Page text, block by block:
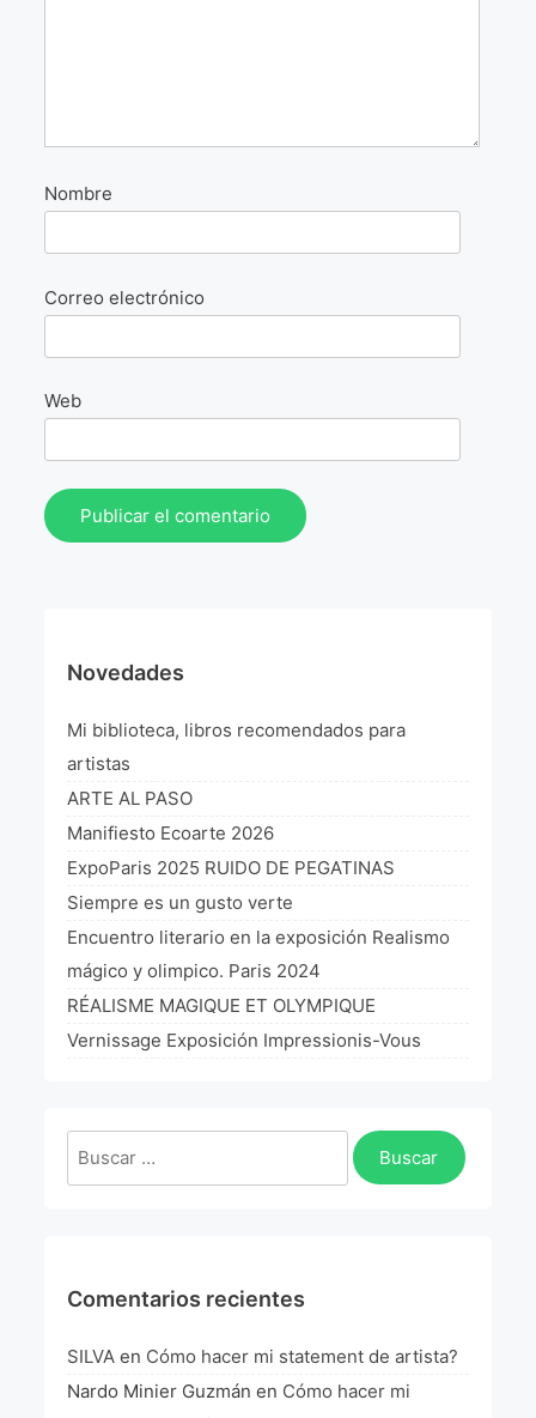
Blog
Nombre
Correo electrónico
Web
Novedades
Mi biblioteca, libros recomendados para
artistas
ARTE AL PASO
Manifiesto Ecoarte 2026
ExpoParis 2025 RUIDO DE PEGATINAS
Siempre es un gusto verte
Encuentro literario en la exposición Realismo
mágico y olimpico. Paris 2024
RÉALISME MAGIQUE ET OLYMPIQUE
Vernissage Exposición Impressionis-Vous
Buscar:
Comentarios recientes
SILVA en Cómo hacer mi statement de artista?
Nardo Minier Guzmán en Cómo hacer mi